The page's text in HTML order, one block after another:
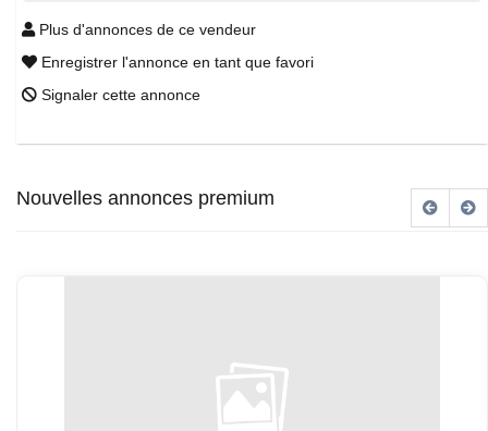
Plus d'annonces de ce vendeur
Enregistrer l'annonce en tant que favori
Signaler cette annonce
Nouvelles annonces premium